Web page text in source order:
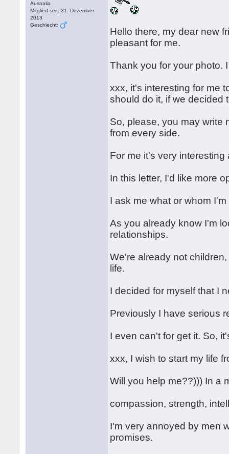
Australia
Mitglied seit: 31. Dezember
2013
Geschlecht:
Hello there, my dear new
pleasant for me.
Thank you for your photo.
xxx, it's interesting for me
should do it, if we
So, please, you may write
from every side.
For me it's very
In this letter, I'd like more
I ask me what or whom
As you already know I'm
relationships.
We're already not
life.
I decided for myself that I
Previously I have serious
I even can't for get it. So,
xxx, I wish to start my life
Will you help me??))) In a
compassion, strength,
I'm very annoyed by men
promises.